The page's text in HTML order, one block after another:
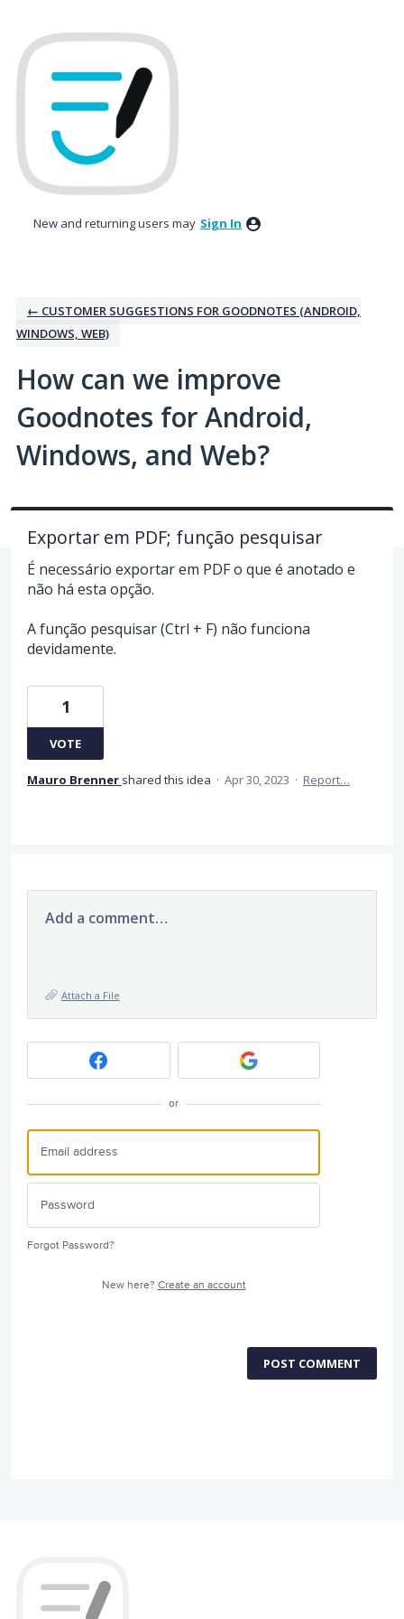
to
content
New and returning users may Sign In
← CUSTOMER SUGGESTIONS FOR GOODNOTES (ANDROID,
WINDOWS, WEB)
How can we improve
Goodnotes for Android,
Windows, and Web?
Exportar em PDF; função pesquisar
É necessário exportar em PDF o que é anotado e
não há esta opção.
A função pesquisar (Ctrl + F) não funciona
devidamente.
1
VOTE
Mauro Brenner shared this idea · Apr 30, 2023 · Report…
Add a comment…
Attach a File
or
Forgot Password?
New here? Create an account
POST COMMENT